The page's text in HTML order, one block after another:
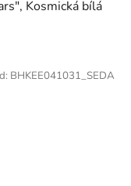
Kosmická bílá
BHKEE041031_SEDA